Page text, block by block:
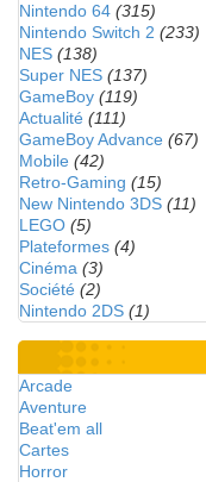
Nintendo 64 (315)
Nintendo Switch 2 (233)
NES (138)
Super NES (137)
GameBoy (119)
Actualité (111)
GameBoy Advance (67)
Mobile (42)
Retro-Gaming (15)
New Nintendo 3DS (11)
LEGO (5)
Plateformes (4)
Cinéma (3)
Société (2)
Nintendo 2DS (1)
Arcade
Aventure
Beat'em all
Cartes
Horror